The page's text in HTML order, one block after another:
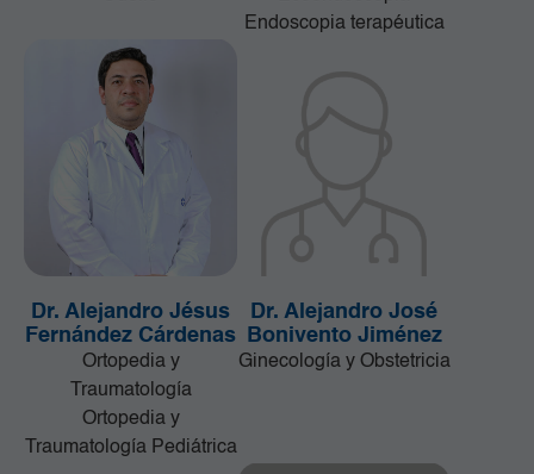
Endoscopia terapéutica
Dr. Alejandro Jésus
Fernández Cárdenas
Ortopedia y
Traumatología
Ortopedia y
Traumatología Pediátrica
Dr. Alejandro José
Bonivento Jiménez
Ginecología y Obstetricia